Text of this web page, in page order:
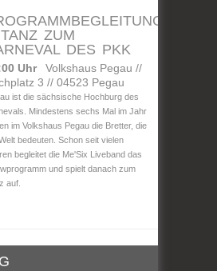
ZUM
DES PKK
Uhr
Volkshaus Pegau //
3 // 04523 Pegau
ist die sächsische Hochburg des
Mindestens sechs Mal im Jahr
im Volkshaus Pegau die Bretter, die
bedeuten. Schon seit vielen
begleitet die Me'Six Liveband das
und spielt danach zum
auf.